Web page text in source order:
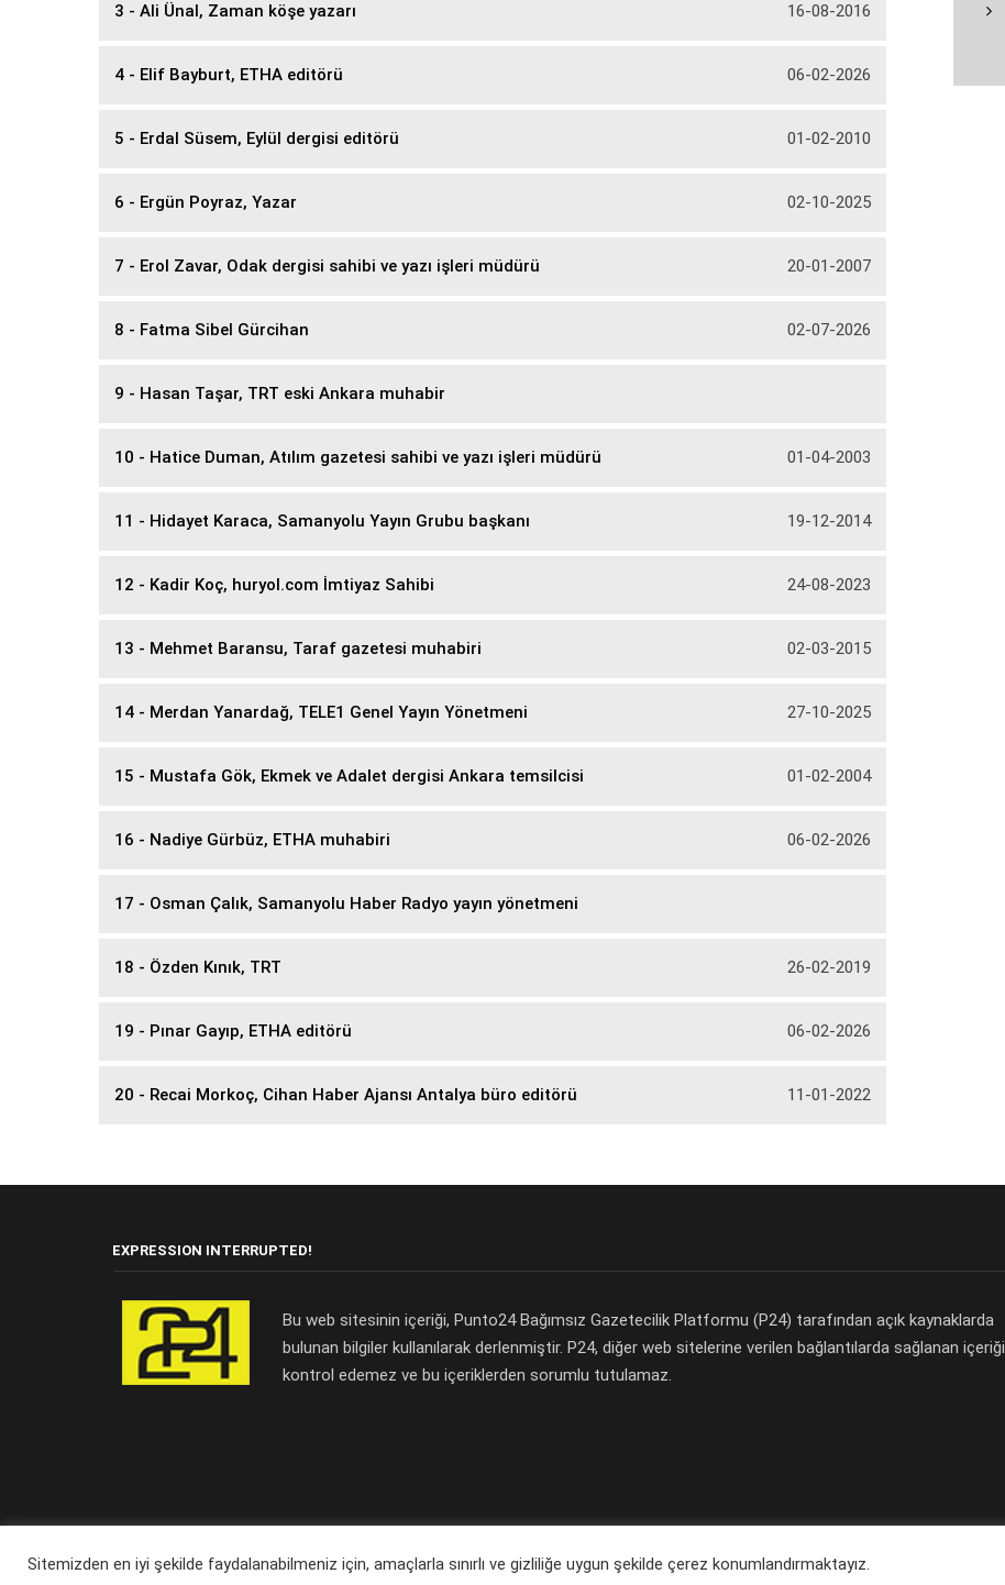
3 - Ali Ünal, Zaman köşe yazarı 16-08-2016
4 - Elif Bayburt, ETHA editörü 06-02-2026
5 - Erdal Süsem, Eylül dergisi editörü 01-02-2010
6 - Ergün Poyraz, Yazar 02-10-2025
7 - Erol Zavar, Odak dergisi sahibi ve yazı işleri müdürü 20-01-2007
8 - Fatma Sibel Gürcihan 02-07-2026
9 - Hasan Taşar, TRT eski Ankara muhabir
10 - Hatice Duman, Atılım gazetesi sahibi ve yazı işleri müdürü 01-04-2003
11 - Hidayet Karaca, Samanyolu Yayın Grubu başkanı 19-12-2014
12 - Kadir Koç, huryol.com İmtiyaz Sahibi 24-08-2023
13 - Mehmet Baransu, Taraf gazetesi muhabiri 02-03-2015
14 - Merdan Yanardağ, TELE1 Genel Yayın Yönetmeni 27-10-2025
15 - Mustafa Gök, Ekmek ve Adalet dergisi Ankara temsilcisi 01-02-2004
16 - Nadiye Gürbüz, ETHA muhabiri 06-02-2026
17 - Osman Çalık, Samanyolu Haber Radyo yayın yönetmeni
18 - Özden Kınık, TRT 26-02-2019
19 - Pınar Gayıp, ETHA editörü 06-02-2026
20 - Recai Morkoç, Cihan Haber Ajansı Antalya büro editörü 11-01-2022
EXPRESSION INTERRUPTED!
Bu web sitesinin içeriği, Punto24 Bağımsız Gazetecilik Platformu (P24) tarafından açık kaynaklarda
bulunan bilgiler kullanılarak derlenmiştir. P24, diğer web sitelerine verilen bağlantılarda sağlanan içeriği
kontrol edemez ve bu içeriklerden sorumlu tutulamaz.
Copyright 2019 © Expression Interrupted. All rights reserved
Sitemizden en iyi şekilde faydalanabilmeniz için, amaçlarla sınırlı ve gizliliğe uygun şekilde çerez konumlandırmaktayız.